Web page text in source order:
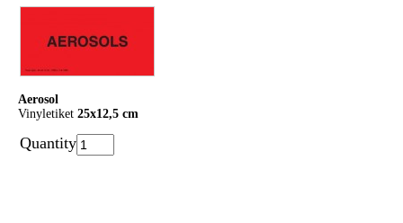
Aerosol
Vinyletiket 25x12,5 cm
Quantity